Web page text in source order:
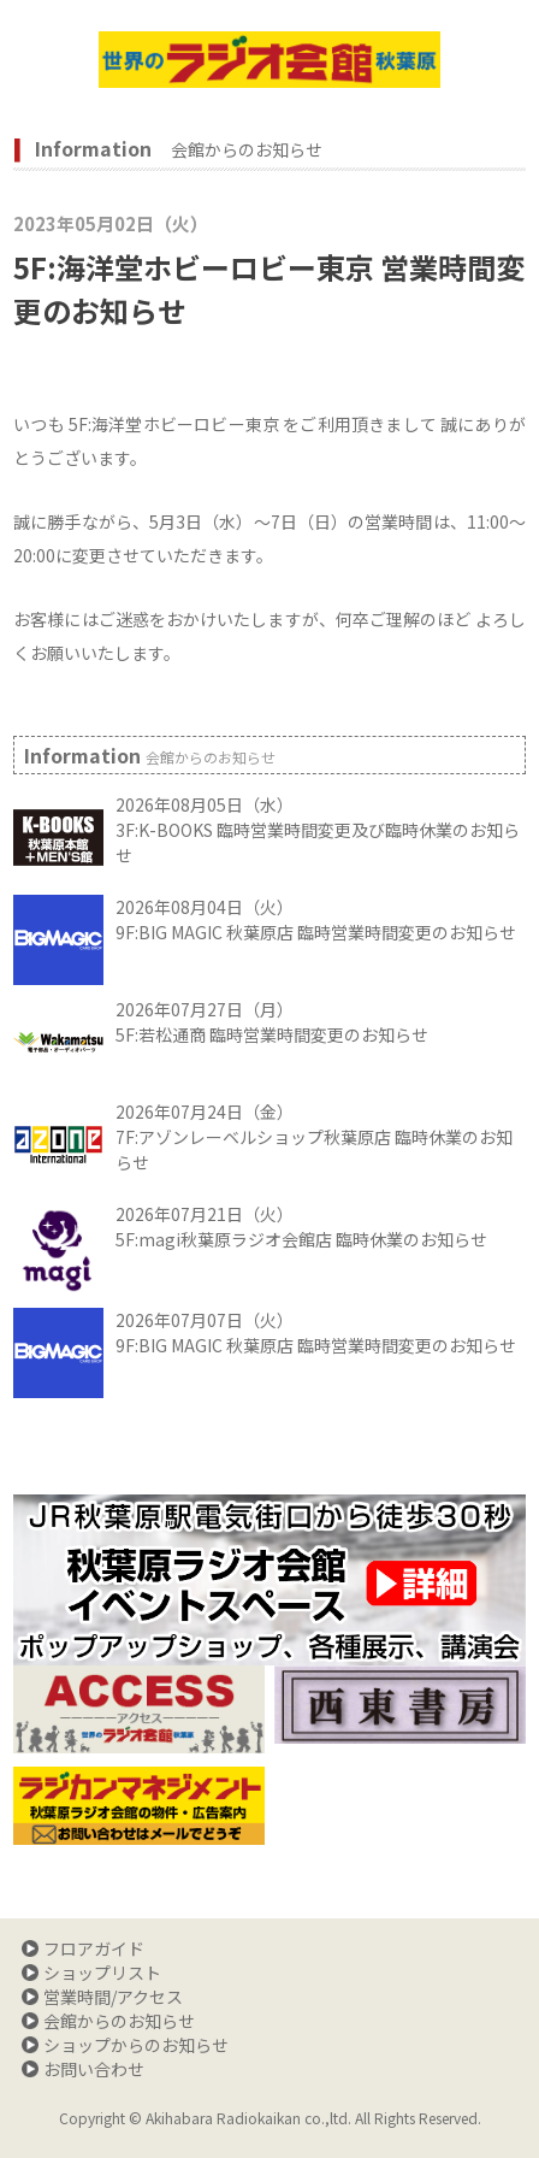
Information 会館からのお知らせ
2023年05月02日（火）
5F:海洋堂ホビーロビー東京 営業時間変
更のお知らせ
いつも 5F:海洋堂ホビーロビー東京 をご利用頂きまして 誠にありが
とうございます。
誠に勝手ながら、5月3日（水）～7日（日）の営業時間は、11:00～
20:00に変更させていただきます。
お客様にはご迷惑をおかけいたしますが、何卒ご理解のほど よろし
くお願いいたします。
Information会館からのお知らせ
2026年08月05日（水）
3F:K-BOOKS 臨時営業時間変更及び臨時休業のお知ら
せ
2026年08月04日（火）
9F:BIG MAGIC 秋葉原店 臨時営業時間変更のお知らせ
2026年07月27日（月）
5F:若松通商 臨時営業時間変更のお知らせ
2026年07月24日（金）
7F:アゾンレーベルショップ秋葉原店 臨時休業のお知
らせ
2026年07月21日（火）
5F:magi秋葉原ラジオ会館店 臨時休業のお知らせ
2026年07月07日（火）
9F:BIG MAGIC 秋葉原店 臨時営業時間変更のお知らせ
フロアガイド
ショップリスト
営業時間/アクセス
会館からのお知らせ
ショップからのお知らせ
お問い合わせ
Copyright © Akihabara Radiokaikan co.,ltd. All Rights Reserved.